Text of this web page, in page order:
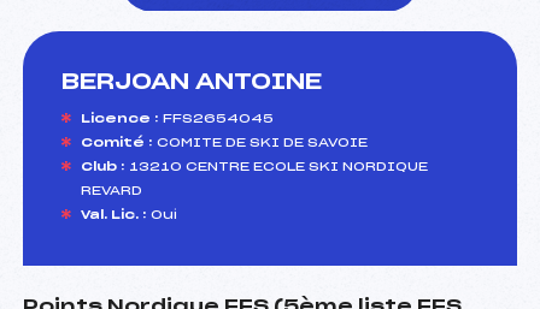
BERJOAN ANTOINE
Licence : FFS2654045
Comité : COMITE DE SKI DE SAVOIE
Club : 13210 CENTRE ECOLE SKI NORDIQUE
REVARD
Val. Lic. : Oui